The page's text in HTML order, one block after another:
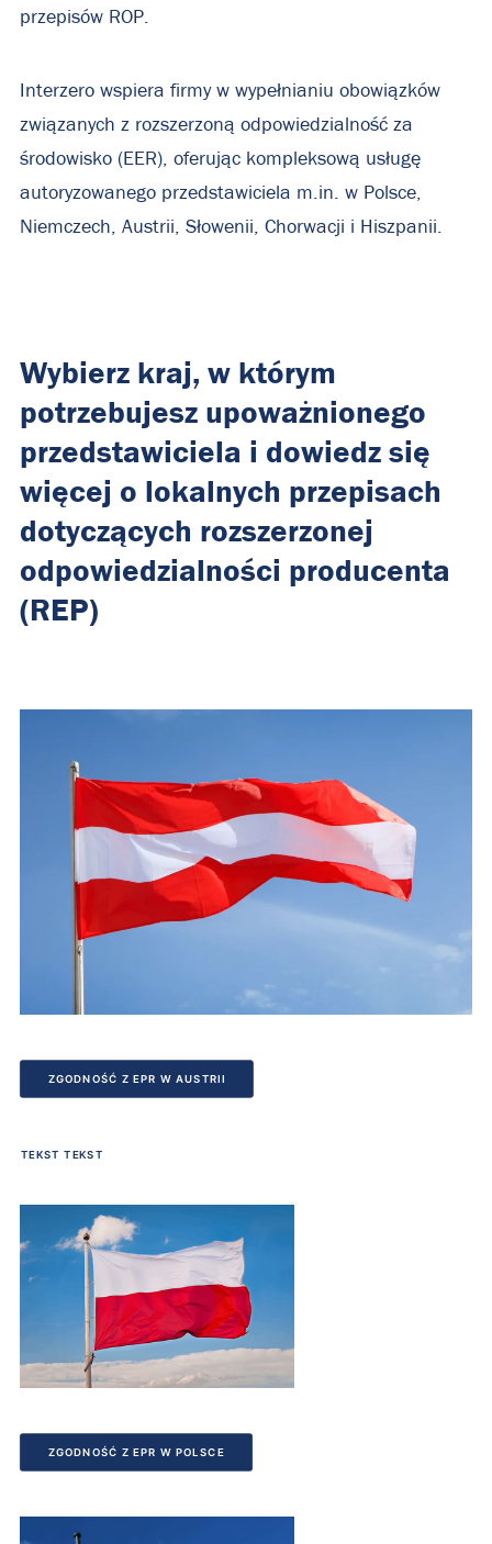
przepisów ROP.
Interzero wspiera firmy w wypełnianiu obowiązków
związanych z rozszerzoną odpowiedzialność za
środowisko (EER), oferując kompleksową usługę
autoryzowanego przedstawiciela m.in. w Polsce,
Niemczech, Austrii, Słowenii, Chorwacji i Hiszpanii.
Wybierz kraj, w którym
potrzebujesz upoważnionego
przedstawiciela i dowiedz się
więcej o lokalnych przepisach
dotyczących rozszerzonej
odpowiedzialności producenta
(REP)
ZGODNOŚĆ Z EPR W AUSTRII
TEKST TEKST
ZGODNOŚĆ Z EPR W POLSCE